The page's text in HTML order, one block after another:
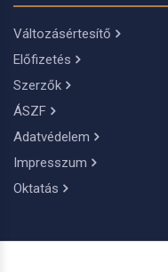
Változásértesítő
Előfizetés
Szerzők
ÁSZF
Adatvédelem
Impresszum
Oktatás